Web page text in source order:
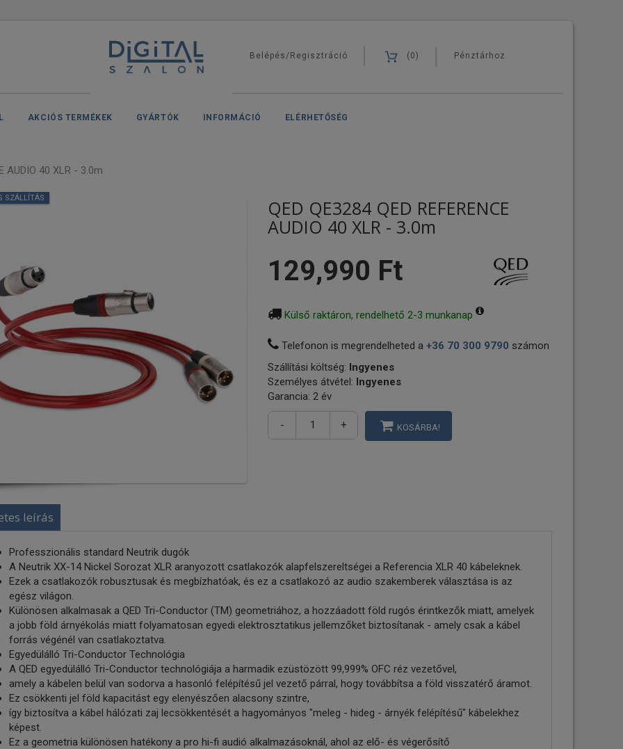
Belépés/Regisztráció (0) Pénztárhoz
AKCIÓS TERMÉKEK GYÁRTÓK INFORMÁCIÓ ELÉRHETŐSÉG
AUDIO 40 XLR - 3.0m
SZÁLLÍTÁS QED QE3284 QED REFERENCE
AUDIO 40 XLR - 3.0m
129,990 Ft
Külső raktáron, rendelhető 2-3 munkanap
Telefonon is megrendelheted a+36 70 300 9790 számon
Szállítási költség: Ingyenes
Személyes átvétel: Ingyenes
Garancia: 2 év
- + KOSÁRBA!
leírás
Professzionális standard Neutrik dugók
A Neutrik XX-14 Nickel Sorozat XLR aranyozott csatlakozók alapfelszereltségei a Referencia XLR 40 kábeleknek.
Ezek a csatlakozók robusztusak és megbízhatóak, és ez a csatlakozó az audio szakemberek választása is az
egész világon.
Különösen alkalmasak a QED Tri-Conductor (TM) geometriához, a hozzáadott föld rugós érintkezők miatt, amelyek
a jobb föld árnyékolás miatt folyamatosan egyedi elektrosztatikus jellemzőket biztosítanak - amely csak a kábel
forrás végénél van csatlakoztatva.
Egyedülálló Tri-Conductor Technológia
A QED egyedülálló Tri-Conductor technológiája a harmadik ezüstözött 99,999% OFC réz vezetővel,
amely a kábelen belül van sodorva a hasonló felépítésű jel vezető párral, hogy továbbítsa a föld visszatérő áramot.
Ez csökkenti jel föld kapacitást egy elenyészően alacsony szintre,
így biztosítva a kábel hálózati zaj lecsökkentését a hagyományos "meleg - hideg - árnyék felépítésű" kábelekhez
képest.
Ez a geometria különösen hatékony a pro hi-fi audió alkalmazásoknál, ahol az elő- és végerősítő